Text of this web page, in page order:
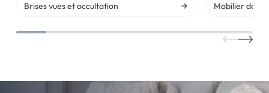
Brises vues et occultation Mobilier de